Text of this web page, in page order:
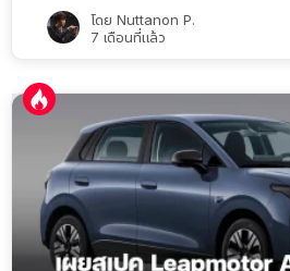
โดย Nuttanon P.
7 เดือนที่แล้ว